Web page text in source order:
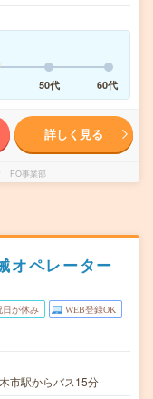
50代 60代
詳しく見る
FO事業部
オペレーター
日が休み WEB登録OK
市駅からバス15分